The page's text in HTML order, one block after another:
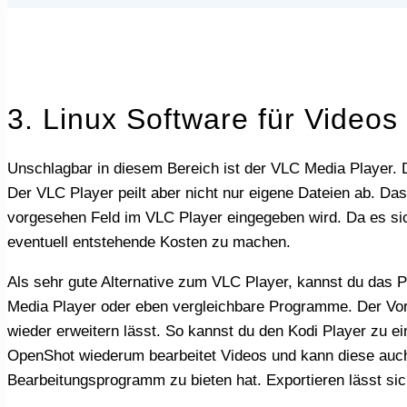
3. Linux Software für
Unschlagbar in diesem Bereich ist der VLC Media Player. Dieser funktioniert nicht nur unter Windows, sondern auch unter dem Linux Betriebssystem einwandfrei.
Der VLC Player peilt aber nicht nur eigene Dateien ab.
vorgesehen Feld im VLC Player eingegeben wird. Da es
eventuell entstehende Kosten zu machen.
Als sehr gute Alternative zum VLC Player, kannst du das Programm Kodi verwenden. Im Grunde verfügt Kodi über die gleichen Grundfunktionen wie der VLC
Media Player oder eben vergleichbare Programme. Der
wieder erweitern lässt. So kannst du den Kodi Player zu
OpenShot wiederum bearbeitet Videos und kann diese
Bearbeitungsprogramm zu bieten hat. Exportieren lässt